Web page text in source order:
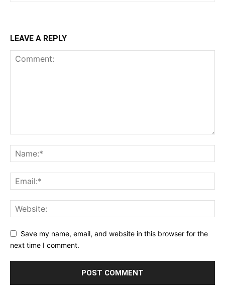
LEAVE A REPLY
Save my name, email, and website in this browser for the
next time I comment.